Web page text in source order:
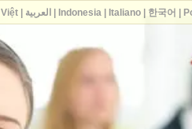
Việt| العربية Indonesia| Italiano| 한국어